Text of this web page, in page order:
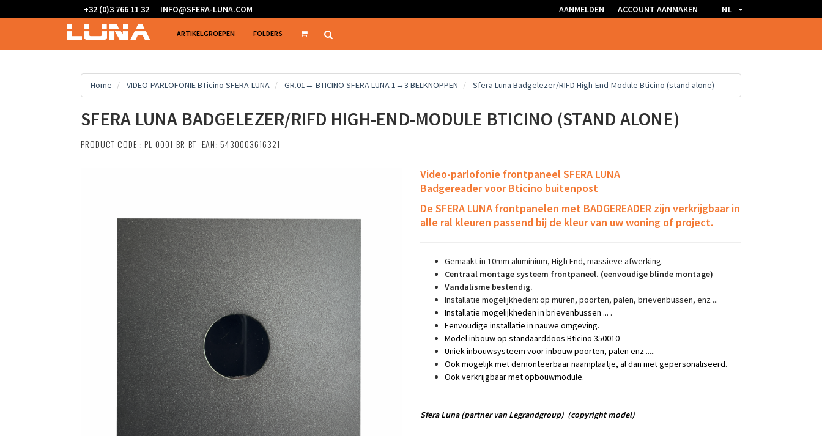
+32 (0)3 766 11 32 INFO@SFERA-LUNA.COM AANMELDEN ACCOUNT AANMAKEN NL
ARTIKELGROEPEN FOLDERS
Home VIDEO-PARLOFONIE BTicino SFERA-LUNA GR.01→ BTICINO SFERA LUNA 1→3 BELKNOPPEN Sfera Luna Badgelezer/RIFD High-End-Module Bticino (stand alone)
SFERA LUNA BADGELEZER/RIFD HIGH-END-MODULE BTICINO (STAND ALONE)
PRODUCT CODE : PL-0001-BR-BT- EAN: 5430003616321
Video-parlofonie frontpaneel SFERA LUNA
BadgereadervoorBticino buitenpost
De SFERA LUNA frontpanelen met BADGEREADER zijn verkrijgbaar in
alle ral kleuren passend bij de kleur van uw woning of project.
Gemaakt in 10mm aluminium, High End, massieve afwerking.
Centraal montage systeem frontpaneel. (eenvoudige blinde montage)
Vandalisme bestendig.
Installatie mogelijkheden: op muren, poorten, palen, brievenbussen, enz ...
Installatie mogelijkheden in brievenbussen ... .
Eenvoudige installatie in nauwe omgeving.
Model inbouw op standaarddoos Bticino 350010
Uniek inbouwsysteem voor inbouw poorten, palen enz .....
Ook mogelijk met demonteerbaar naamplaatje, al dan niet gepersonaliseerd.
Ook verkrijgbaar met opbouwmodule.
Sfera Luna(partner van Legrandgroup) (copyright model)